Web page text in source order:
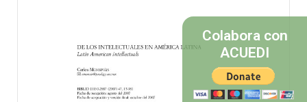
Colabora con
ACUEDI